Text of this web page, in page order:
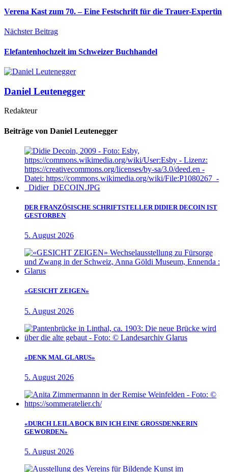
Verena Kast zum 70. – Eine Festschrift für die Trauer-Expertin
Nächster Beitrag
Elefantenhochzeit im Schweizer Buchhandel
Daniel Leutenegger
Redakteur
Beiträge von Daniel Leutenegger
DER FRANZÖSISCHE SCHRIFTSTELLER DIDIER DECOIN IST
GESTORBEN
5. August 2026
«GESICHT ZEIGEN»
5. August 2026
«DENK MAL GLARUS»
5. August 2026
«DURCH LEILA BOCK BIN ICH EINE GROSSDENKERIN
GEWORDEN»
5. August 2026